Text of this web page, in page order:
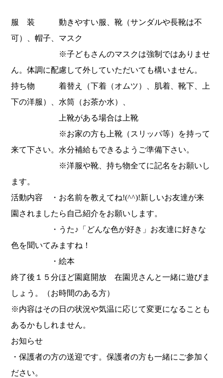
服 装 動きやすい服、靴（サンダルや長靴は不
可）、帽子、マスク
※子どもさんのマスクは強制ではありませ
ん。体調に配慮して外していただいても構いません。
持ち物 着替え（下着（オムツ）、肌着、靴下、上
下の洋服）、水筒（お茶か水）、
上靴がある場合は上靴
※お家の方も上靴（スリッパ等）を持って
来て下さい。水分補給もできるようご準備下さい。
※洋服や靴、持ち物全てに記名をお願いし
ます。
活動内容 ・お名前を教えてね!(^^)!新しいお友達が来
園されましたら自己紹介をお願いします。
・うた♪「どんな色が好き」お友達に好きな
色を聞いてみますね！
・絵本
終了後１５分ほど園庭開放 在園児さんと一緒に遊びま
しょう。（お時間のある方）
※内容はその日の状況や気温に応じて変更になることも
あるかもしれません。
お知らせ
・保護者の方の送迎です。保護者の方も一緒にご参加く
ださい。